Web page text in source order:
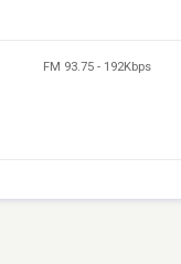
FM 93.75 - 192Kbps